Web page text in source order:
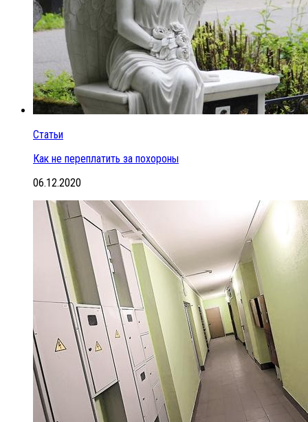
Статьи
Как не переплатить за похороны
06.12.2020